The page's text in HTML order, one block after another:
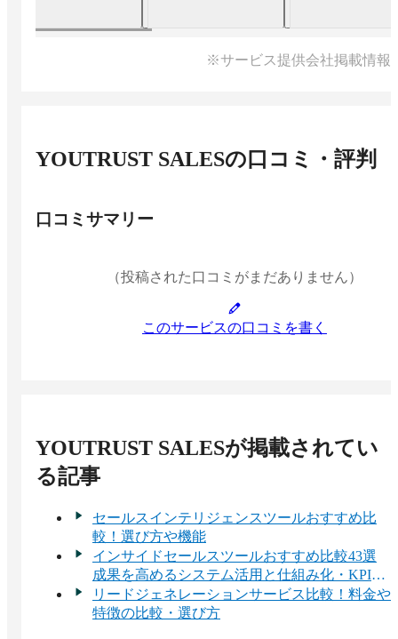
※サービス提供会社掲載情報
YOUTRUST SALESの口コミ・評判
口コミサマリー
（投稿された口コミがまだありません）
このサービスの口コミを書く
YOUTRUST SALESが掲載されてい
る記事
セールスインテリジェンスツールおすすめ比
較！選び方や機能
インサイドセールスツールおすすめ比較43選
成果を高めるシステム活用と仕組み化・KPI設
計のポイント
リードジェネレーションサービス比較！料金や
特徴の比較・選び方